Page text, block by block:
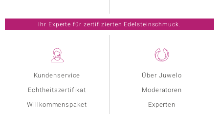
Kundenservice
Echtheitszertifikat
Willkommenspaket
Über Juwelo
Moderatoren
Experten
Ihr Experte für zertifizierten Edelsteinschmuck.